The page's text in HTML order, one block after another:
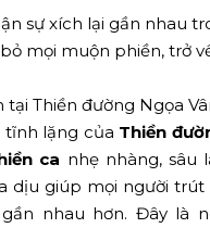
sự xích lại gần nhau
mọi muộn phiền, trở
tại Thiền đường Ngọa
tĩnh lặng của Thiền
ca nhẹ nhàng, sâu
dịu giúp mọi người
nhau hơn. Đây là